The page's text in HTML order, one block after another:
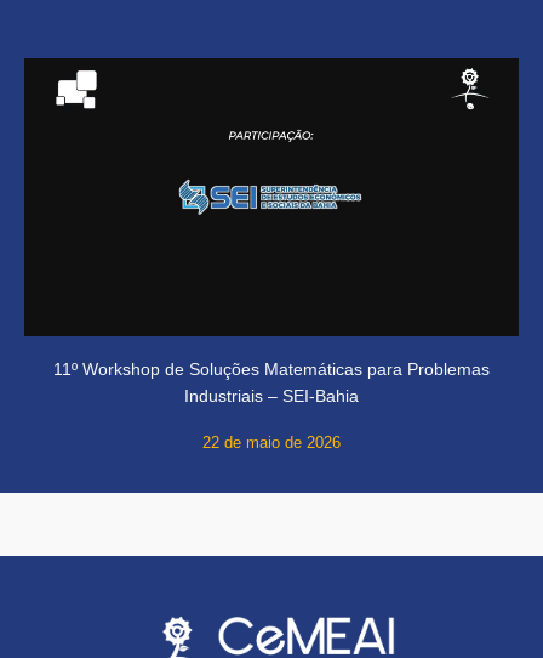
11º Workshop de Soluções Matemáticas para Problemas
Industriais – SEI-Bahia
22 de maio de 2026